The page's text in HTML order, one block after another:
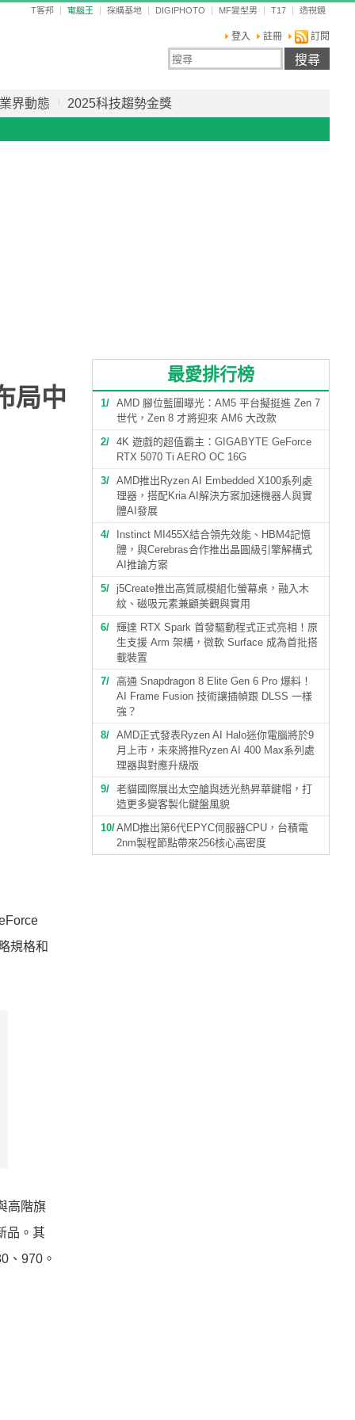
T客邦 電腦王 採購基地 DIGIPHOTO MF變型男 T17 透視鏡
登入 註冊 訂閱
業界動態 2025科技趨勢金獎
局中
規格和
高階旗
品。其
、970。
最愛排行榜
1
AMD 腳位藍圖曝光：AM5 平台擬挺進 Zen 7
世代，Zen 8 才將迎來 AM6 大改款
2
4K 遊戲的超值霸主：GIGABYTE GeForce
RTX 5070 Ti AERO OC 16G
3
AMD推出Ryzen AI Embedded X100系列處
理器，搭配Kria AI解決方案加速機器人與實
體AI發展
4
Instinct MI455X結合領先效能、HBM4記憶
體，與Cerebras合作推出晶圓級引擎解構式
AI推論方案
5
j5Create推出高質感模組化螢幕桌，融入木
紋、磁吸元素兼顧美觀與實用
6
輝達 RTX Spark 首發驅動程式正式亮相！原
生支援 Arm 架構，微軟 Surface 成為首批搭
載裝置
7
高通 Snapdragon 8 Elite Gen 6 Pro 爆料！
AI Frame Fusion 技術讓插幀跟 DLSS 一樣
強？
8
AMD正式發表Ryzen AI Halo迷你電腦將於9
月上市，未來將推Ryzen AI 400 Max系列處
理器與對應升級版
9
老貓國際展出太空艙與透光熱昇華鍵帽，打
造更多變客製化鍵盤風貌
10 AMD推出第6代EPYC伺服器CPU，台積電
2nm製程節點帶來256核心高密度